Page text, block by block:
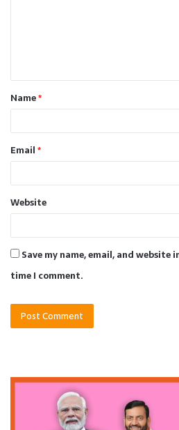
t
*Name*
Email*
Website
Save my name, email, and
time I comment.